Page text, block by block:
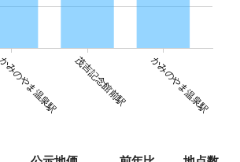
かみのやま温泉駅 茂吉記念館前駅 かみのやま温泉駅